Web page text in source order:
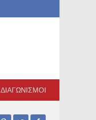
ΔΙΑΓΩΝΙΣΜΟΙ